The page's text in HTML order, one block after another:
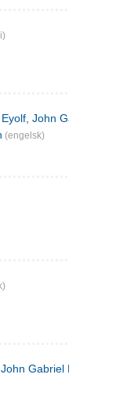
John Gabriel
(engelsk)
Gabriel Borkman ;